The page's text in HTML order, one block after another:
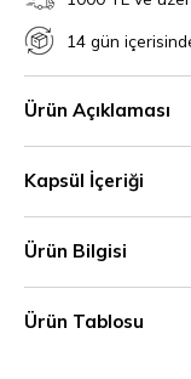
14 gün
Ürün Açıklaması
Kapsül İçeriği
Ürün Bilgisi
Ürün Tablosu